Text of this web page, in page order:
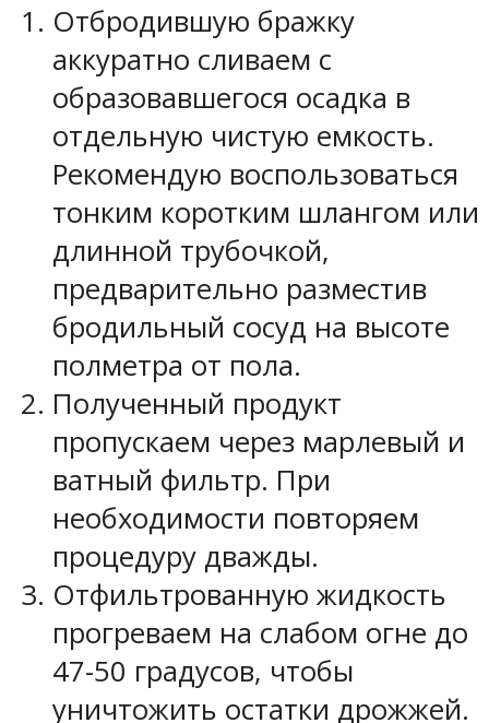
Отбродившую бражку
аккуратно сливаем с
образовавшегося осадка в
отдельную чистую емкость.
Рекомендую воспользоваться
тонким коротким шлангом или
длинной трубочкой,
предварительно разместив
бродильный сосуд на высоте
полметра от пола.
Полученный продукт
пропускаем через марлевый и
ватный фильтр. При
необходимости повторяем
процедуру дважды.
Отфильтрованную жидкость
прогреваем на слабом огне до
47-50 градусов, чтобы
уничтожить остатки дрожжей.